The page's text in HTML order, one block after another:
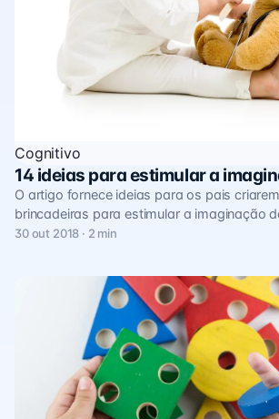
Cognitivo
14 ideias para estimular a
O artigo fornece ideias para os pais
brincadeiras para estimular a imaginação
30 out 2018 · 2 min